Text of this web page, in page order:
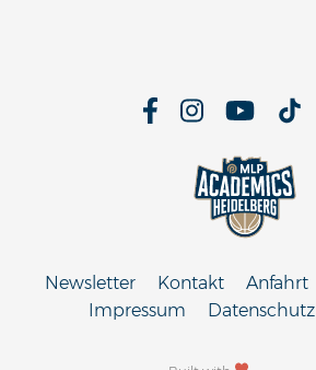
Newsletter Kontakt Anfahrt
Impressum
Datenschutz